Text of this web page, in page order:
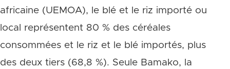
africaine (UEMOA), le blé et le riz importé ou
local représentent 80 % des céréales
consommées et le riz et le blé importés, plus
des deux tiers (68,8 %). Seule Bamako, la